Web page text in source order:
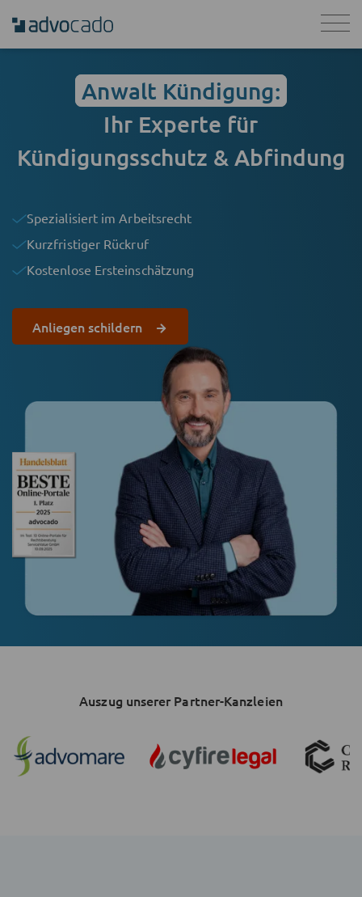
Anwalt Kündigung:
Ihr Experte für
Kündigungsschutz & Abfindung
Spezialisiert im Arbeitsrecht
Kurzfristiger Rückruf
Kostenlose Ersteinschätzung
Anliegen schildern
Auszug unserer Partner-Kanzleien